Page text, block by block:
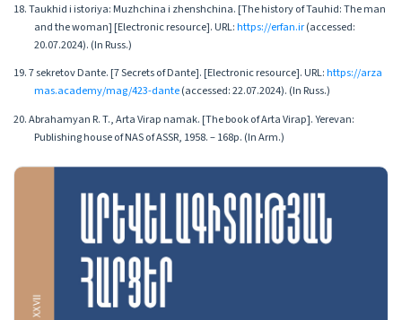
18. Taukhid i istoriya: Muzhchina i zhenshchina. [The history of Tauhid: The man
and the woman] [Electronic resource]. URL:https://erfan.ir(accessed:
20.07.2024). (In Russ.)
19. 7 sekretov Dante. [7 Secrets of Dante]. [Electronic resource]. URL:https://arza
mas.academy/mag/423-dante(accessed: 22.07.2024). (In Russ.)
20. Abrahamyan R. T., Arta Virap namak. [The book of Arta Virap]. Yerevan:
Publishing house of NAS of ASSR, 1958. – 168p. (In Arm.)